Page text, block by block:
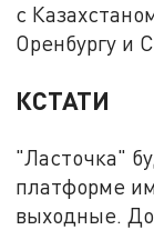
с
Оренбургу и
КСТАТИ
"Ласточка"
платформе
выходные.